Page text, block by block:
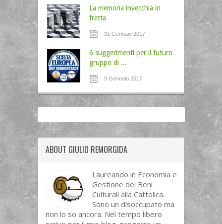
La memoria invecchia in
fretta
31 Gennaio 2017
6 suggerimenti per il futuro
gruppo di ...
9 Gennaio 2017
ABOUT GIULIO REMORGIDA
Laureando in Economia e
Gestione dei Beni
Culturali alla Cattolica.
Sono un disoccupato ma
non lo so ancora. Nel tempo libero